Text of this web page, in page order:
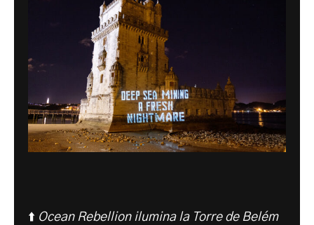
⬆️ Ocean Rebellion ilumina la Torre de Belém